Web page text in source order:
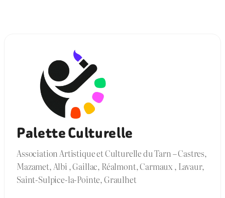
Palette Culturelle
Association Artistique et Culturelle du Tarn – Castres,
Mazamet, Albi , Gaillac, Réalmont, Carmaux , Lavaur,
Saint-Sulpice-la-Pointe, Graulhet